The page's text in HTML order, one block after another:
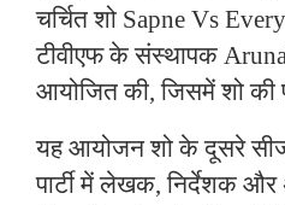
चर्चित शो Sapne Vs
टीवीएफ के संस्थापक
आयोजित की, जिसमें शो की
यह आयोजन शो के दूसरे
पार्टी में लेखक, निर्देशक